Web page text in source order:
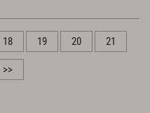
18 19 20 21
>>